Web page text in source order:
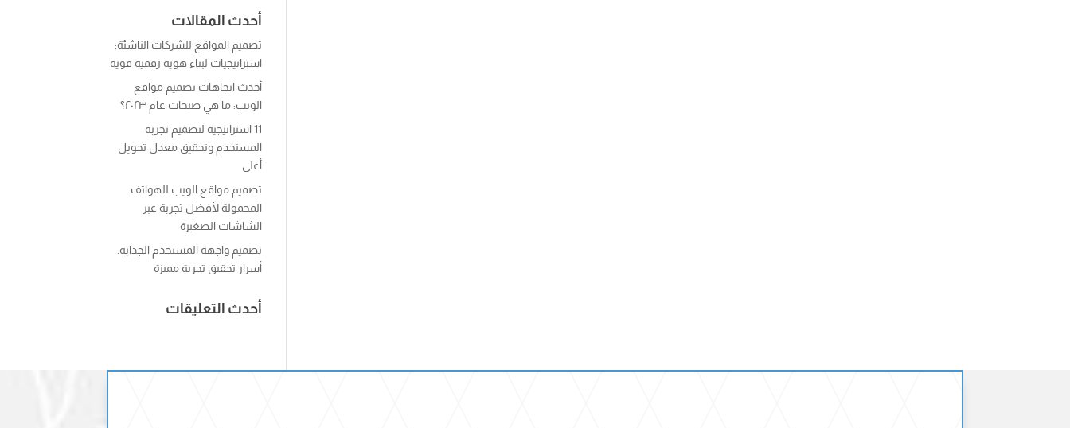
أحدث المقالات
تصميم المواقع للشركات الناشئة:
استراتيجيات لبناء هوية رقمية قوية
أحدث اتجاهات تصميم مواقع
الويب: ما هي صيحات عام ٢٠٢٣؟
11 استراتيجية لتصميم تجربة
المستخدم وتحقيق معدل تحويل
أعلى
تصميم مواقع الويب للهواتف
المحمولة لأفضل تجربة عبر
الشاشات الصغيرة
تصميم واجهة المستخدم الجذابة:
أسرار تحقيق تجربة مميزة
أحدث التعليقات